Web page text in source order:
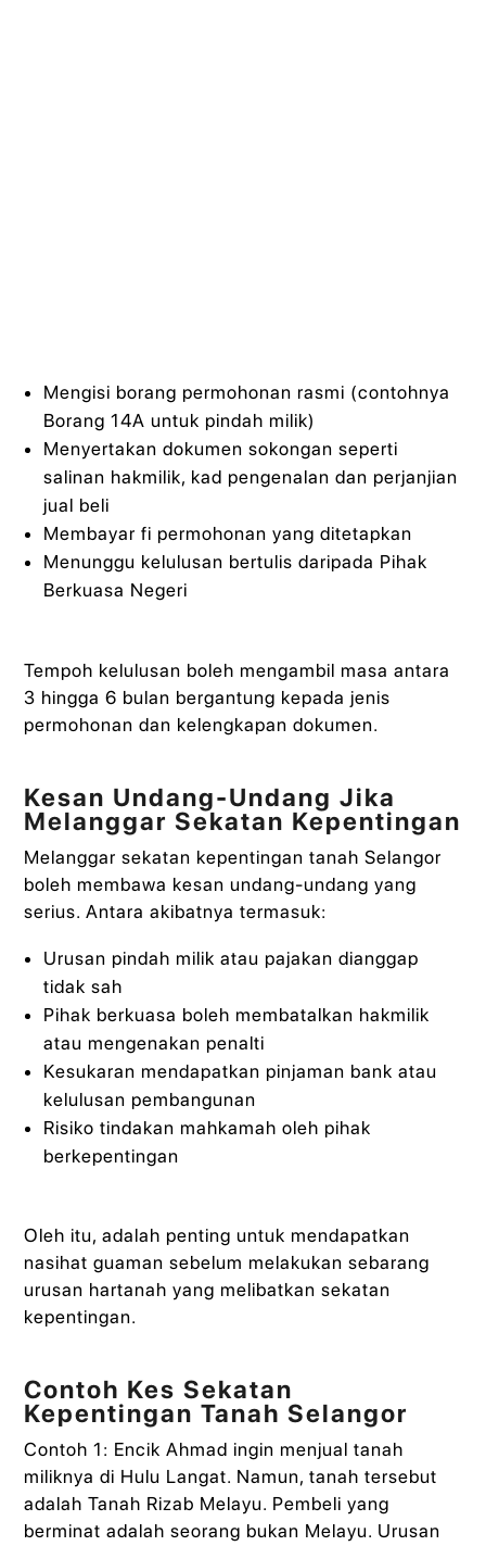
Mengisi borang permohonan rasmi (contohnya
Borang 14A untuk pindah milik)
Menyertakan dokumen sokongan seperti
salinan hakmilik, kad pengenalan dan perjanjian
jual beli
Membayar fi permohonan yang ditetapkan
Menunggu kelulusan bertulis daripada Pihak
Berkuasa Negeri
Tempoh kelulusan boleh mengambil masa antara
3 hingga 6 bulan bergantung kepada jenis
permohonan dan kelengkapan dokumen.
Kesan Undang-Undang Jika
Melanggar Sekatan Kepentingan
Melanggar sekatan kepentingan tanah Selangor
boleh membawa kesan undang-undang yang
serius. Antara akibatnya termasuk:
Urusan pindah milik atau pajakan dianggap
tidak sah
Pihak berkuasa boleh membatalkan hakmilik
atau mengenakan penalti
Kesukaran mendapatkan pinjaman bank atau
kelulusan pembangunan
Risiko tindakan mahkamah oleh pihak
berkepentingan
Oleh itu, adalah penting untuk mendapatkan
nasihat guaman sebelum melakukan sebarang
urusan hartanah yang melibatkan sekatan
kepentingan.
Contoh Kes Sekatan
Kepentingan Tanah Selangor
Contoh 1: Encik Ahmad ingin menjual tanah
miliknya di Hulu Langat. Namun, tanah tersebut
adalah Tanah Rizab Melayu. Pembeli yang
berminat adalah seorang bukan Melayu. Urusan